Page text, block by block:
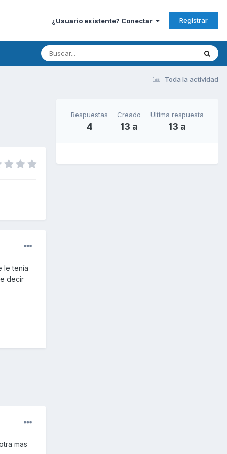
¿Usuario existente? Conectar Registrar
Toda la actividad
le tenía
decir
mas
Respuestas
4
Creado
13 a
Última respuesta
13 a